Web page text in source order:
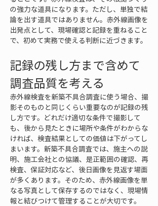
の強力な道具になります。ただし、単独で結
論を出す道具ではありません。赤外線画像を
出発点として、現場確認と記録を重ねること
で、初めて実務で使える判断に近づきます。
記録の残し方まで含めて
調査品質を考える
赤外線検査を新築不具合調査に使う場合、撮
影そのものと同じくらい重要なのが記録の残
し方です。どれだけ適切な条件で撮影して
も、後から見たときに場所や条件がわからな
ければ、検査結果としての価値は下がってし
まいます。新築不具合調査では、施主への説
明、施工会社との協議、是正範囲の確認、再
検査、保証対応など、後日画像を見返す場面
が多くあります。そのため、赤外線画像を単
なる写真として保存するのではなく、現場情
報と結びつけて管理することが大切です。